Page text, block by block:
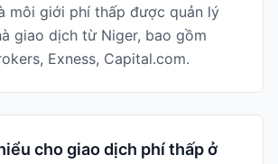
môi giới phí thấp được quản lý
giao dịch từ Niger, bao gồm
Exness, Capital.com.
cho giao dịch phí thấp ở